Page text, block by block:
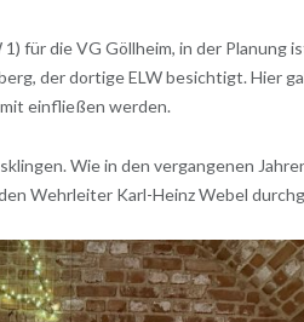
für die VG Göllheim, in der Planung
der dortige ELW besichtigt. Hier
einfließen werden.
Wie in den vergangenen
Wehrleiter Karl-Heinz Webel